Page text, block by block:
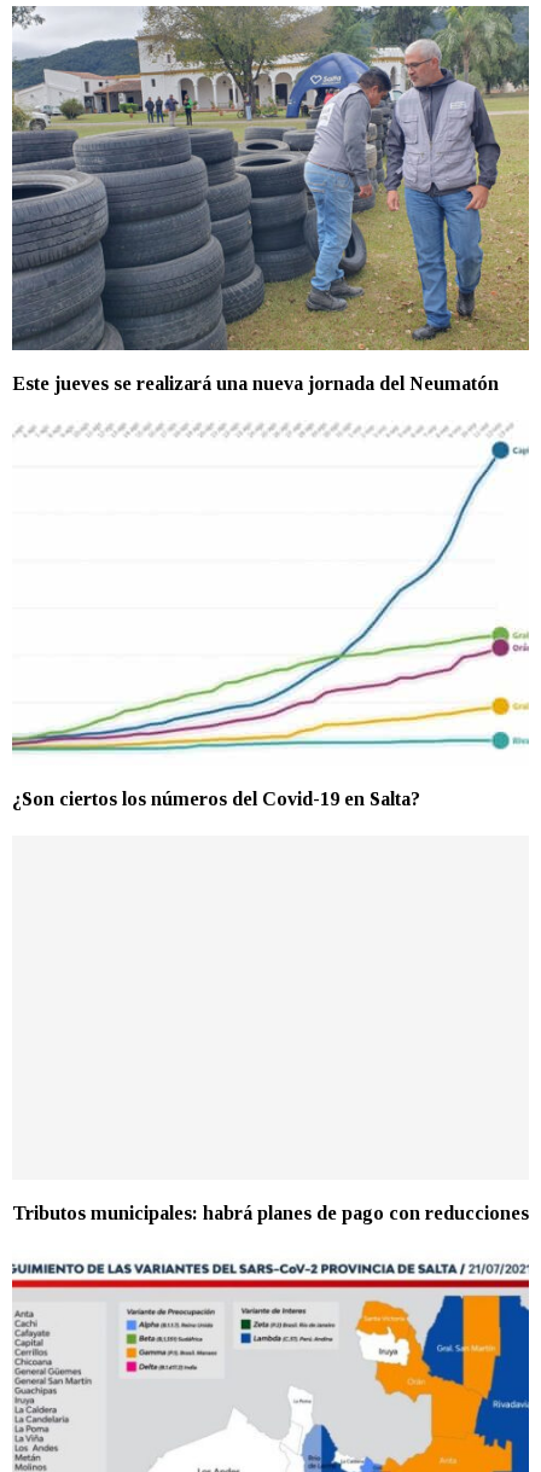
Este jueves se realizará una nueva jornada del Neumatón
¿Son ciertos los números del Covid-19 en Salta?
Tributos municipales: habrá planes de pago con reducciones